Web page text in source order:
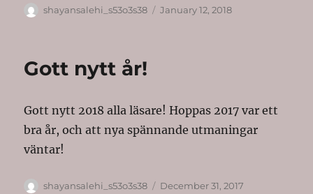
Author
shayansalehi_s53o3s38
Posted
January 12, 2018
Gott nytt år!
Gott nytt 2018 alla läsare! Hoppas 2017 var ett
bra år, och att nya spännande utmaningar
väntar!
Author
shayansalehi_s53o3s38
Posted
December 31, 2017